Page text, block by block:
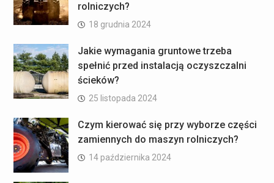
rolniczych?
18 grudnia 2024
Jakie wymagania gruntowe trzeba
spełnić przed instalacją oczyszczalni
ścieków?
25 listopada 2024
Czym kierować się przy wyborze części
zamiennych do maszyn rolniczych?
14 października 2024